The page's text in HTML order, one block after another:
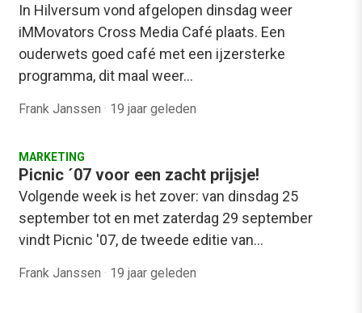
In Hilversum vond afgelopen dinsdag weer
iMMovators Cross Media Café plaats. Een
ouderwets goed café met een ijzersterke
programma, dit maal weer…
Frank Janssen · 19 jaar geleden
MARKETING
Picnic ´07 voor een zacht prijsje!
Volgende week is het zover: van dinsdag 25
september tot en met zaterdag 29 september
vindt Picnic '07, de tweede editie van…
Frank Janssen · 19 jaar geleden